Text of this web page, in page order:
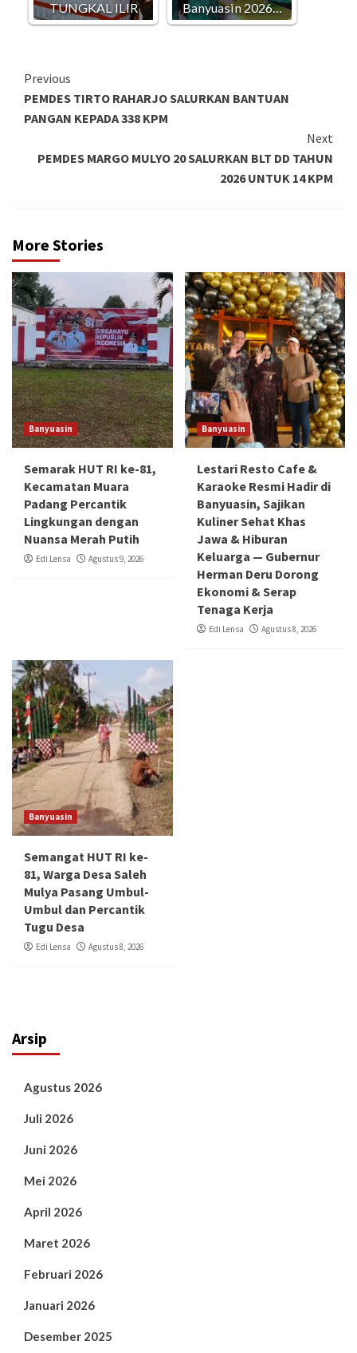
TUNGKAL ILIR Banyuasin 2026…
Continue
Reading
Previous
PEMDES TIRTO RAHARJO SALURKAN BANTUAN
PANGAN KEPADA 338 KPM
Next
PEMDES MARGO MULYO 20 SALURKAN BLT DD TAHUN
2026 UNTUK 14 KPM
More Stories
Banyuasin
Semarak HUT RI ke-81,
Kecamatan Muara
Padang Percantik
Lingkungan dengan
Nuansa Merah Putih
Edi Lensa Agustus 9, 2026
Banyuasin
Lestari Resto Cafe &
Karaoke Resmi Hadir di
Banyuasin, Sajikan
Kuliner Sehat Khas
Jawa & Hiburan
Keluarga — Gubernur
Herman Deru Dorong
Ekonomi & Serap
Tenaga Kerja
Edi Lensa Agustus 8, 2026
Banyuasin
Semangat HUT RI ke-
81, Warga Desa Saleh
Mulya Pasang Umbul-
Umbul dan Percantik
Tugu Desa
Edi Lensa Agustus 8, 2026
Arsip
Agustus 2026
Juli 2026
Juni 2026
Mei 2026
April 2026
Maret 2026
Februari 2026
Januari 2026
Desember 2025